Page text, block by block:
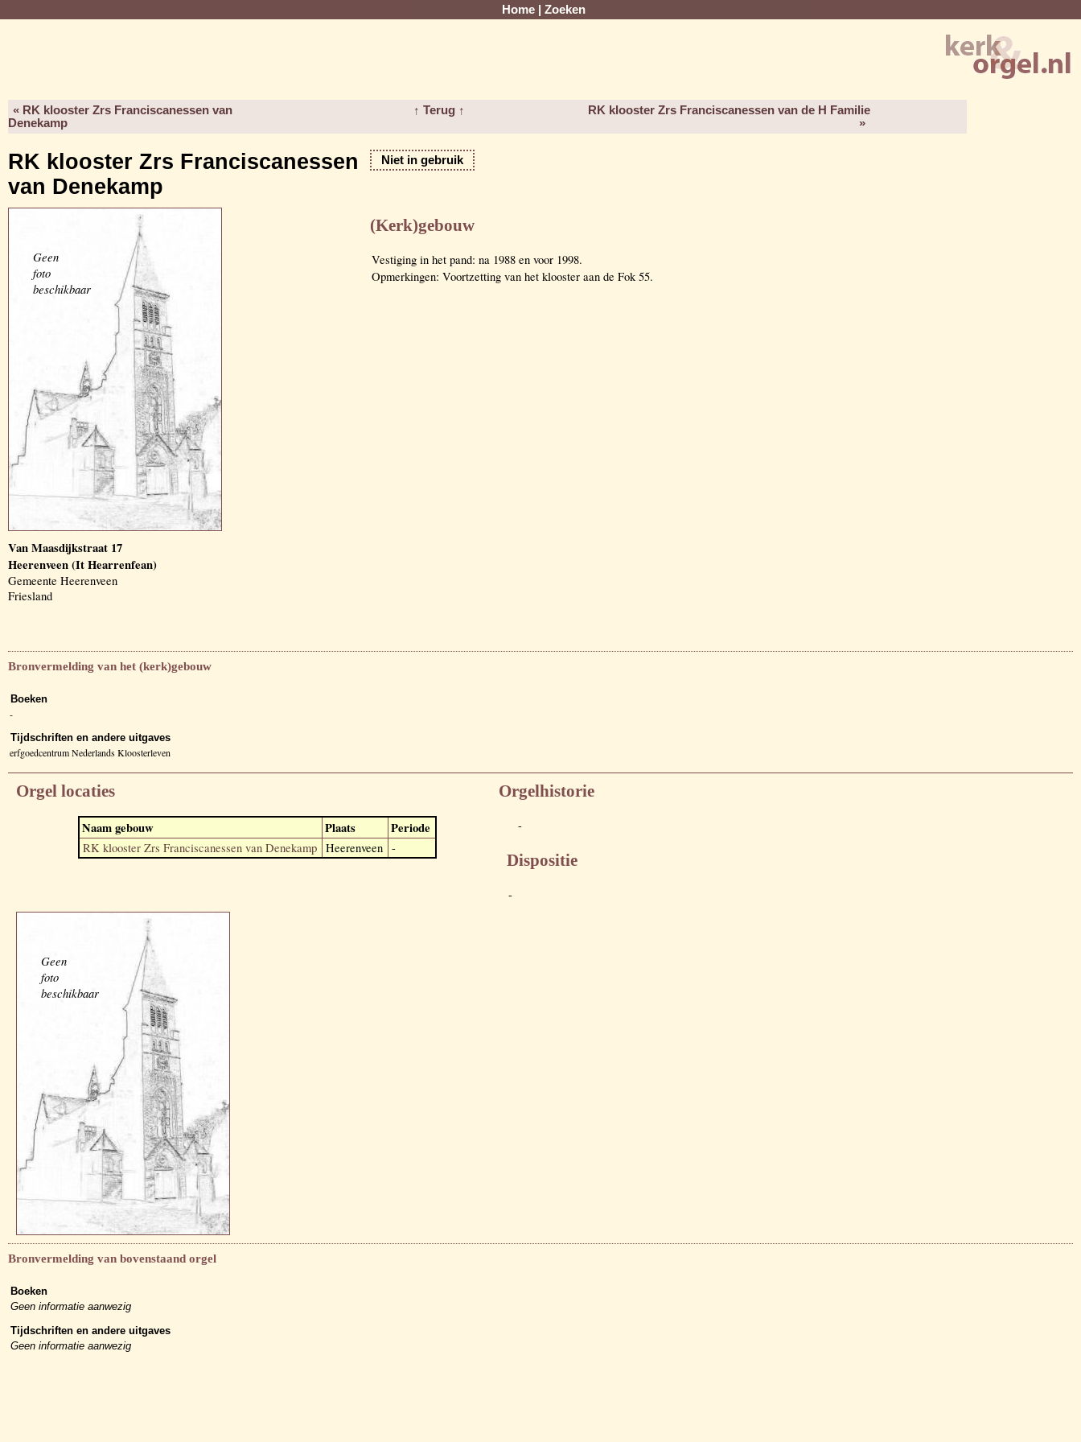
Home Zoeken
« RK klooster Zrs Franciscanessen van
Denekamp
↑ Terug ↑
RK klooster Zrs Franciscanessen van de H Familie
»
RK klooster Zrs Franciscanessen
van Denekamp
Niet in gebruik
Geen
foto
beschikbaar
Van Maasdijkstraat 17
Heerenveen (It Hearrenfean)
Gemeente Heerenveen
Friesland
(Kerk)gebouw
Vestiging in het pand: na 1988 en voor 1998.
Opmerkingen: Voortzetting van het klooster aan de Fok 55.
Bronvermelding van het (kerk)gebouw
Boeken
-
Tijdschriften en andere uitgaves
erfgoedcentrum Nederlands Kloosterleven
Orgel locaties
Naam gebouw Plaats Periode
RK klooster Zrs Franciscanessen van Denekamp Heerenveen -
Orgelhistorie
-
Dispositie
-
Geen
foto
beschikbaar
Bronvermelding van bovenstaand orgel
Boeken
Geen informatie aanwezig
Tijdschriften en andere uitgaves
Geen informatie aanwezig